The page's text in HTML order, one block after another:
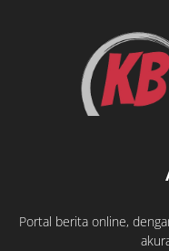
Portal berita online,